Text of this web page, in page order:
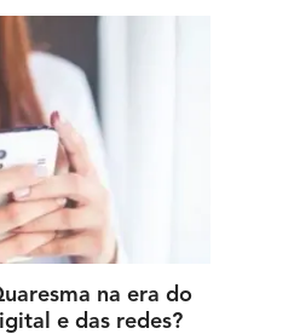
na era do
e das redes?